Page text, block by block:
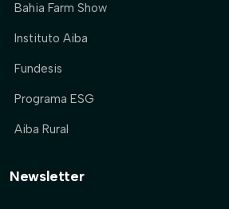
Bahia Farm Show
Instituto Aiba
Fundesis
Programa ESG
Aiba Rural
Newsletter